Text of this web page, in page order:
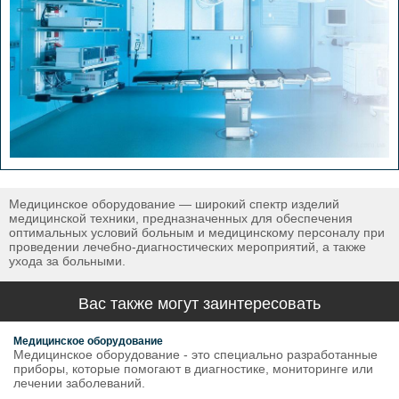
Медицинское оборудование — широкий спектр изделий
медицинской техники, предназначенных для обеспечения
оптимальных условий больным и медицинскому персоналу при
проведении лечебно-диагностических мероприятий, а также
ухода за больными.
Вас также могут заинтересовать
Медицинское оборудование
Медицинское оборудование - это специально разработанные
приборы, которые помогают в диагностике, мониторинге или
лечении заболеваний.